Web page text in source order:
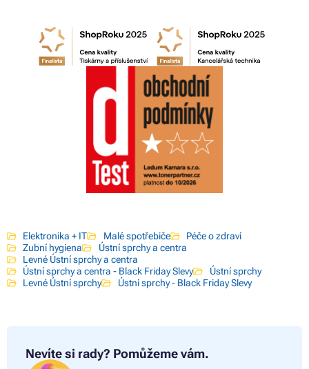
Elektronika + IT Malé spotřebiče
Péče o zdraví
Zubní hygiena
Ústní sprchy a centra
Levné Ústní sprchy a centra
Ústní sprchy a centra - Black Friday Slevy
Ústní sprchy
Levné Ústní sprchy
Ústní sprchy - Black Friday Slevy
Nevíte si rady? Pomůžeme vám.